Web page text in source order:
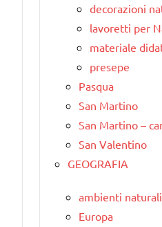
decorazioni
lavoretti per
materiale
presepe
Pasqua
San Martino
San Martino –
San Valentino
GEOGRAFIA
ambienti naturali
Europa